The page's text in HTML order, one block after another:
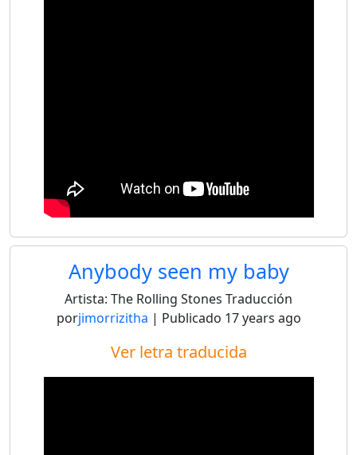
Anybody seen my baby
Artista: The Rolling Stones Traducción
porjimorrizitha | Publicado 17 years ago
Ver letra traducida